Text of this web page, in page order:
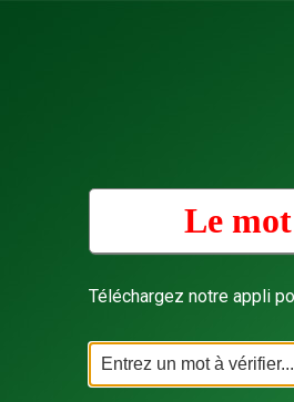
Le
Téléchargez notre appli